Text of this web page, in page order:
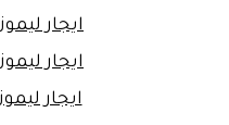
ايجار
ايجار
ايجار